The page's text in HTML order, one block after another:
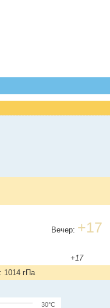
Вечер: +17
+17
1014 гПа
30°C